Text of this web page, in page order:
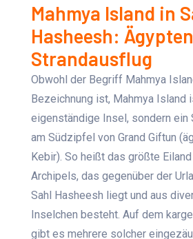
Mahmya Island in
Hasheesh:
Strandausflug
Obwohl der Begriff Mahmya
Bezeichnung ist, Mahmya Island
eigenständige Insel, sondern ein
am Südzipfel von Grand Giftun
Kebir). So heißt das größte
Archipels, das gegenüber der
Sahl Hasheesh liegt und aus
Inselchen besteht. Auf dem
gibt es mehrere solcher